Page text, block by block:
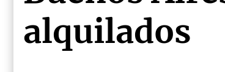
alquilados